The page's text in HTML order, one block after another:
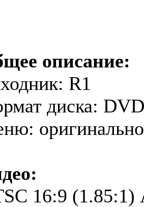
описание:
R1
диска:
16:9